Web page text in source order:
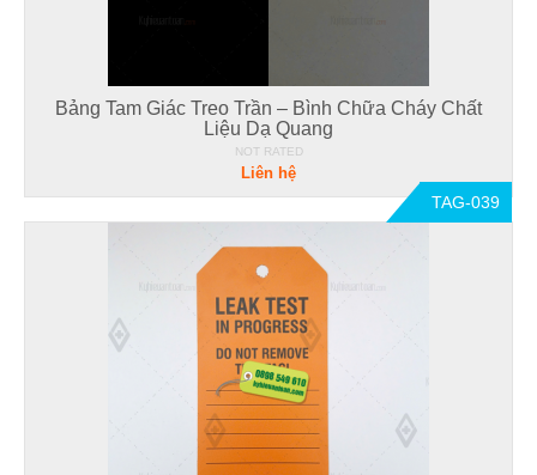
Bảng Tam Giác Treo Trần – Bình Chữa Cháy Chất
Liệu Dạ Quang
NOT RATED
Liên hệ
TAG-039